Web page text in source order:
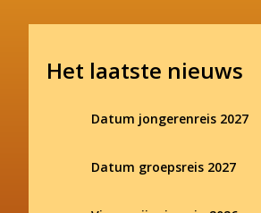
Het laatste nieuws
Datum jongerenreis 2027
Datum groepsreis 2027